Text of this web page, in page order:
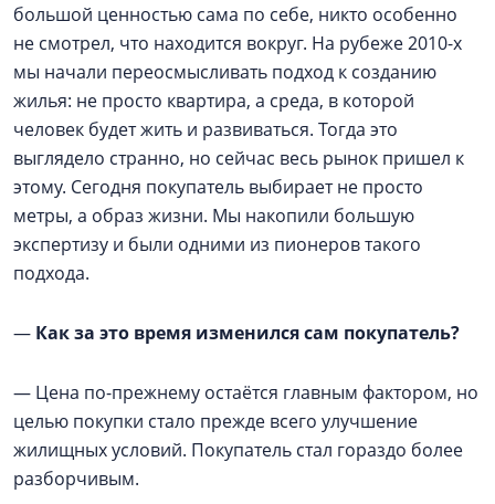
большой ценностью сама по себе, никто особенно
не смотрел, что находится вокруг. На рубеже 2010-х
мы начали переосмысливать подход к созданию
жилья: не просто квартира, а среда, в которой
человек будет жить и развиваться. Тогда это
выглядело странно, но сейчас весь рынок пришел к
этому. Сегодня покупатель выбирает не просто
метры, а образ жизни. Мы накопили большую
экспертизу и были одними из пионеров такого
подхода.
— Как за это время изменился сам покупатель?
— Цена по-прежнему остаётся главным фактором, но
целью покупки стало прежде всего улучшение
жилищных условий. Покупатель стал гораздо более
разборчивым.